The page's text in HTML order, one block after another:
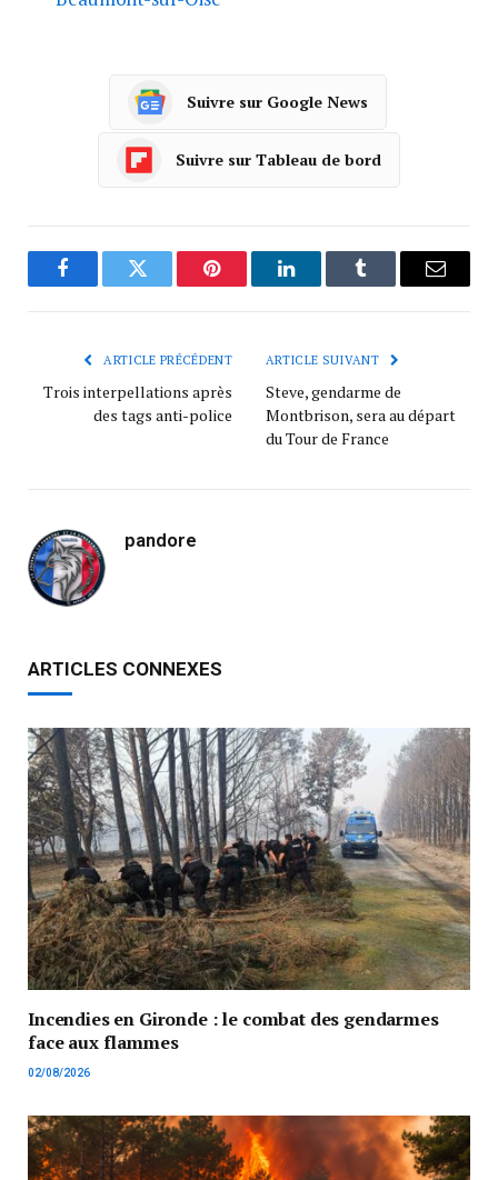
Suivre sur Google News
Suivre sur Tableau de bord
FacebookTwitter Pinterest LinkedInTumblr
ARTICLE PRÉCÉDENT
Trois interpellations après
des tags anti-police
ARTICLE SUIVANT
Steve, gendarme de
Montbrison, sera au départ
du Tour de France
pandore
ARTICLES CONNEXES
Incendies en Gironde : le combat des gendarmes
face aux flammes
02/08/2026